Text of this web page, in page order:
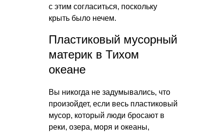
с этим согласиться, поскольку
крыть было нечем.
Пластиковый мусорный
материк в Тихом
океане
Вы никогда не задумывались, что
произойдет, если весь пластиковый
мусор, который люди бросают в
реки, озера, моря и океаны,